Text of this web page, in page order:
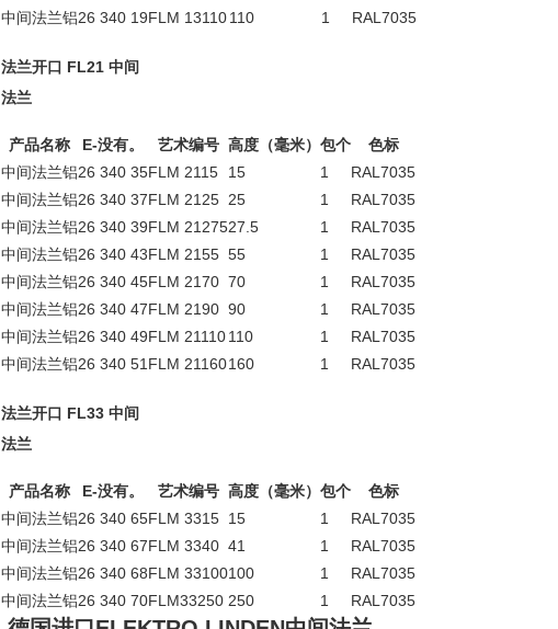
中间法兰铝26 340 19FLM 13110110 1 RAL7035
法兰开口 FL21 中间
法兰
产品名称 E-没有。 艺术编号 高度（毫米） 包个
色标
中间法兰铝26 340 35FLM 2115 15 1
RAL7035
中间法兰铝26 340 37FLM 2125 25 1
RAL7035
中间法兰铝26 340 39FLM 2127527.5 1
RAL7035
中间法兰铝26 340 43FLM 2155 55 1
RAL7035
中间法兰铝26 340 45FLM 2170 70 1
RAL7035
中间法兰铝26 340 47FLM 2190 90 1
RAL7035
中间法兰铝26 340 49FLM 21110110 1
RAL7035
中间法兰铝26 340 51 FLM 21160160 1 RAL7035
法兰开口 FL33 中间
法兰
产品名称 E-没有。 艺术编号 高度（毫米） 包个
色标
中间法兰铝26 340 65FLM 3315 15 1
RAL7035
中间法兰铝26 340 67FLM 3340 41 1
RAL7035
中间法兰铝26 340 68FLM 33100100 1
RAL7035
中间法兰铝26 340 70FLM33250 250 1 RAL7035